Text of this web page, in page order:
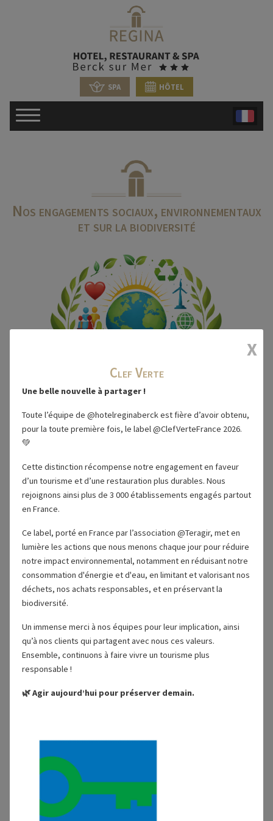
SPA HÔTEL
Nos engagements sociaux, environnementaux
et sur la biodiversité
Notre Charte
Les Écogestes
La Biodiversité
Labellisation
X
Clef Verte
Une belle nouvelle à partager !
Toute l’équipe de @hotelreginaberck est fière d’avoir obtenu,
pour la toute première fois, le label @ClefVerteFrance 2026.
💚
Cette distinction récompense notre engagement en faveur
d’un tourisme et d’une restauration plus durables. Nous
rejoignons ainsi plus de 3 000 établissements engagés partout
en France.
Ce label, porté en France par l’association @Teragir, met en
lumière les actions que nous menons chaque jour pour réduire
notre impact environnemental, notamment en réduisant notre
consommation d'énergie et d'eau, en limitant et valorisant nos
déchets, nos achats responsables, et en préservant la
biodiversité.
Un immense merci à nos équipes pour leur implication, ainsi
qu’à nos clients qui partagent avec nous ces valeurs.
Ensemble, continuons à faire vivre un tourisme plus
responsable !
🌿 Agir aujourd’hui pour préserver demain.